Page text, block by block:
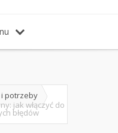
potrzeby
jak włączyć do
błędów